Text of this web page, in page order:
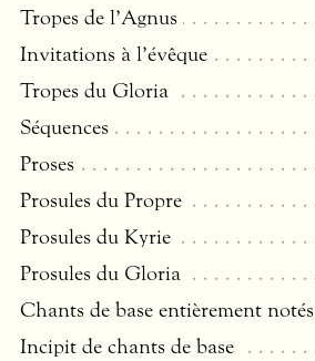
Tropes de l’Agnus
Invitations à l’évêque
Tropes du Gloria
Séquences
Proses
Prosules du Propre
Prosules du Kyrie
Prosules du Gloria
Chants de base entièrement notés
Incipit de chants de base